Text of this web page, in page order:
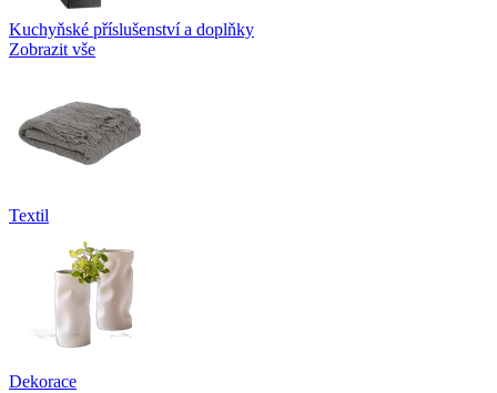
Kuchyňské příslušenství a doplňky
Zobrazit vše
Textil
Dekorace